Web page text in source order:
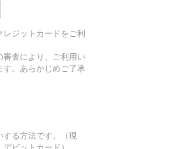
ジットカードをご利
査により、ご利用い
。あらかじめご了承
る方法です。（現